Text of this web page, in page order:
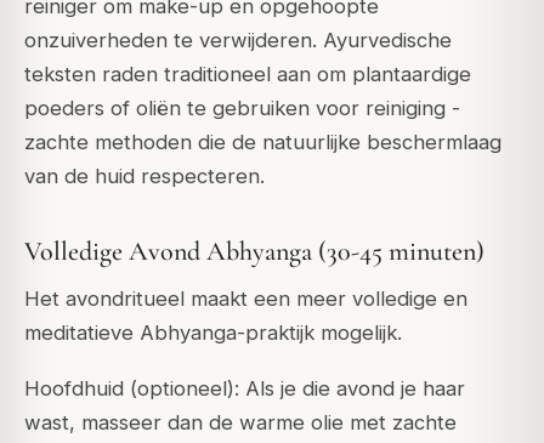
reiniger om make-up en opgehoopte
onzuiverheden te verwijderen. Ayurvedische
teksten raden traditioneel aan om plantaardige
poeders of oliën te gebruiken voor reiniging -
zachte methoden die de natuurlijke beschermlaag
van de huid respecteren.
Volledige Avond Abhyanga (30-45 minuten)
Het avondritueel maakt een meer volledige en
meditatieve Abhyanga-praktijk mogelijk.
Hoofdhuid (optioneel): Als je die avond je haar
wast, masseer dan de warme olie met zachte